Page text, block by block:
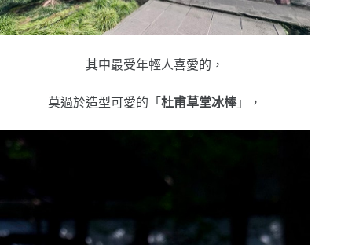
其中最受年輕人喜愛的，
莫過於造型可愛的「杜甫草堂冰棒」，